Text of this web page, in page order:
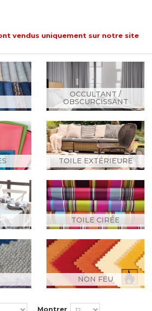
vendus uniquement sur notre site
OCCULTANT /
OBSCURCISSANT
TOILE EXTÉRIEURE
TOILE CIRÉE
NON FEU
Montrer